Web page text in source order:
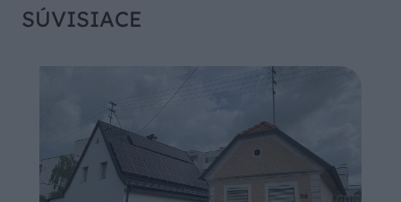
SÚVISIACE